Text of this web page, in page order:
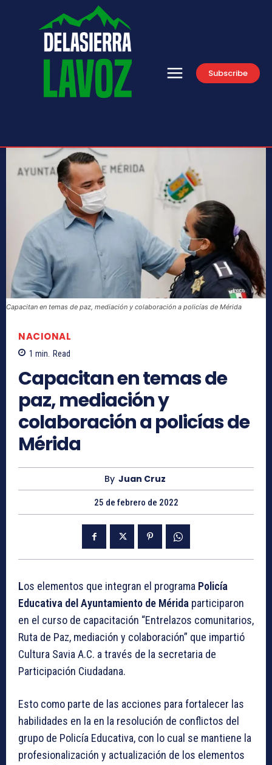
Subscribe
Capacitan en temas de paz, mediación y colaboración a policías de Mérida
NACIONAL
1 min. Read
Capacitan en temas de
paz, mediación y
colaboración a policías de
Mérida
By Juan Cruz
25 de febrero de 2022
Los elementos que integran el programa Policía
Educativa del Ayuntamiento de Mérida participaron
en el curso de capacitación “Entrelazos comunitarios,
Ruta de Paz, mediación y colaboración” que impartió
Cultura Savia A.C. a través de la secretaria de
Participación Ciudadana.
Esto como parte de las acciones para fortalecer las
habilidades en la en la resolución de conflictos del
grupo de Policía Educativa, con lo cual se mantiene la
profesionalización y actualización de los elementos